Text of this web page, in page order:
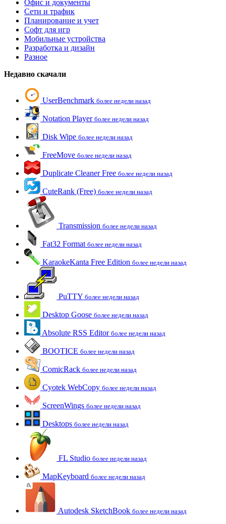
Офис и документы
Сети и трафик
Планирование и учет
Софт для игр
Мобильные устройства
Разработка и дизайн
Разное
Недавно скачали
UserBenchmark более недели назад
Notation Player более недели назад
Disk Wipe более недели назад
FreeMove более недели назад
Duplicate Cleaner Free более недели назад
CuteRank (Free) более недели назад
Transmission более недели назад
Fat32 Format более недели назад
KaraokeKanta Free Edition более недели назад
PuTTY более недели назад
Desktop Goose более недели назад
Absolute RSS Editor более недели назад
BOOTICE более недели назад
ComicRack более недели назад
Cyotek WebCopy более недели назад
ScreenWings более недели назад
Desktops более недели назад
FL Studio более недели назад
MapKeyboard более недели назад
Autodesk SketchBook более недели назад